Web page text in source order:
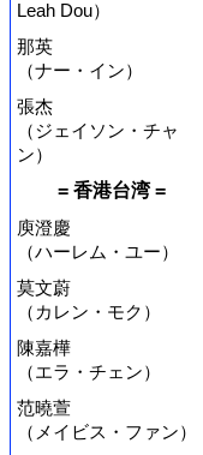
Leah Dou）
那英
（ナー・イン）
張杰
（ジェイソン・チャ
ン）
= 香港台湾 =
庾澄慶
（ハーレム・ユー）
莫文蔚
（カレン・モク）
陳嘉樺
（エラ・チェン）
范曉萱
（メイビス・ファン）